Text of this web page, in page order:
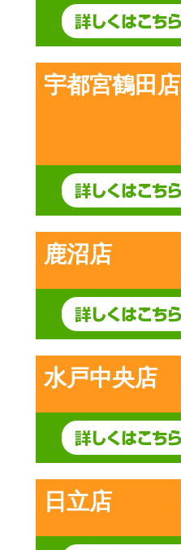
宇都宮鶴田店
鹿沼店
水戸中央店
日立店